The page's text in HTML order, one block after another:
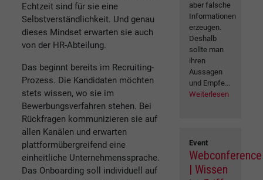
Echtzeit sind für sie eine
Selbstverständlichkeit. Und genau
dieses Mindset erwarten sie auch
von der HR-Abteilung.
Das beginnt bereits im Recruiting-
Prozess. Die Kandidaten möchten
stets wissen, wo sie im
Bewerbungsverfahren stehen. Bei
Rückfragen kommunizieren sie auf
allen Kanälen und erwarten
plattformübergreifend eine
einheitliche Unternehmenssprache.
Das Onboarding soll individuell auf
aber falsche
Informationen
erzeugen.
Deshalb
sollte man
ihren
Aussagen
und Empfe...
Weiterlesen
Event
Webconference
| Wissen